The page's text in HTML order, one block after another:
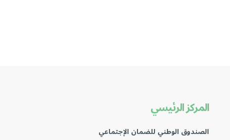
المركز الرئيسي
الصندوق الوطني للضمان الإجتماعي